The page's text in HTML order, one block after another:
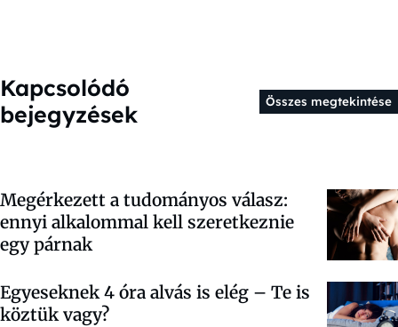
Kapcsolódó
bejegyzések
Összes megtekintése
Megérkezett a tudományos válasz:
ennyi alkalommal kell szeretkeznie
egy párnak
Egyeseknek 4 óra alvás is elég – Te is
köztük vagy?